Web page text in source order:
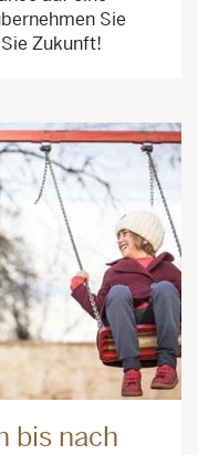
Sie
Zukunft!
bis nach